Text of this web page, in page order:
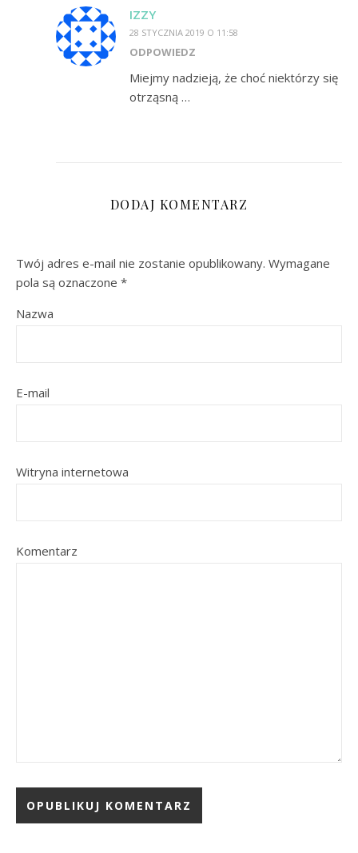
IZZY
28 STYCZNIA 2019 O 11:58
ODPOWIEDZ
Miejmy nadzieją, że choć niektórzy się
otrząsną …
DODAJ KOMENTARZ
Twój adres e-mail nie zostanie opublikowany. Wymagane
pola są oznaczone *
Nazwa
E-mail
Witryna internetowa
Komentarz